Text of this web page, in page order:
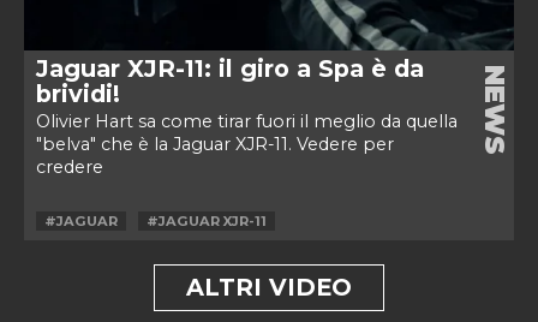
Jaguar XJR-11: il giro a Spa è da
brividi!
Olivier Hart sa come tirar fuori il meglio da quella
"belva" che è la Jaguar XJR-11. Vedere per
credere
NEWS
#JAGUAR #JAGUAR XJR-11
ALTRI VIDEO